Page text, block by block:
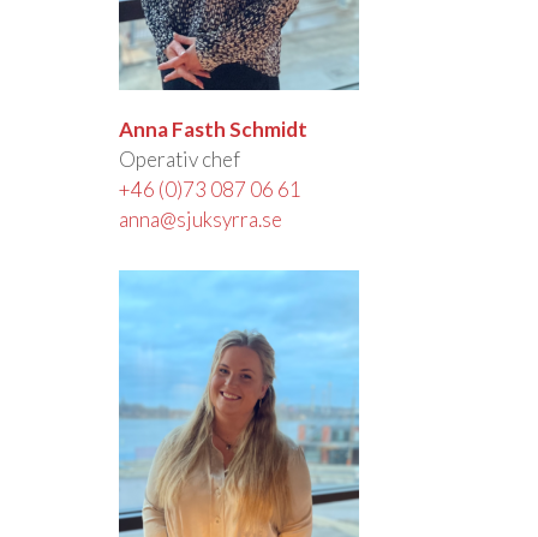
Anna Fasth Schmidt
Operativ chef
+46 (0)73 087 06 61
anna@sjuksyrra.se